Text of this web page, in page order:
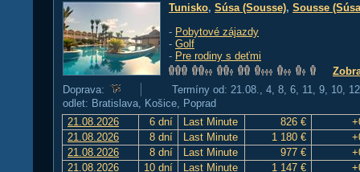
Tunisko, Súsa (Sousse), Sousse
- Pobytové zájazdy
- Golf
- Pre rodiny s deťmi
Doprava:
Termíny od: 21.08., 4, 8, 6, 11, 9, 10,
odlet: Bratislava, Košice, Poprad
21.08.2026
6 dní Last Minute 826 €
21.08.2026
8 dní Last Minute 1 180 €
21.08.2026
8 dní Last Minute 977 €
21.08.2026
10 dní Last Minute 1 147 €